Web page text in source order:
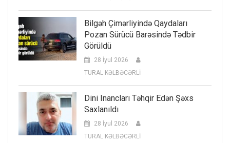
Bilgəh Çimərliyində Qaydaları
Pozan Sürücü Barəsində Tədbir
Görüldü
28 İyul 2026
TURAL KƏLBƏCƏRLİ
Dini Inancları Təhqir Edən Şəxs
Saxlanıldı
28 İyul 2026
TURAL KƏLBƏCƏRLİ